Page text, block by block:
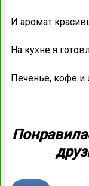
И аромат
На кухне я
Печенье, кофе и